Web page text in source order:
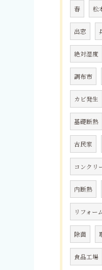
春 松
出窓
絶対湿度
調布市
カビ発生
基礎断熱
古民家
コンクリ
内断熱
リフォー
除菌
食品工場